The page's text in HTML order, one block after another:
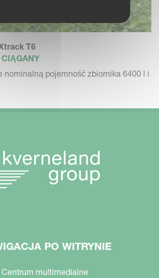
T6
nominalną pojemność zbiornika 6400 l i
PO WITRYNIE
Centrum multimedialne